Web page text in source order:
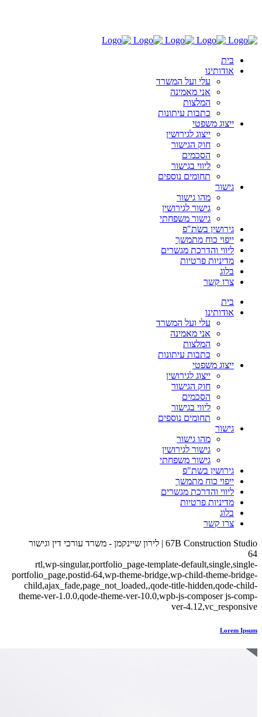
בית
אודותינו
עלי ועל המשרד
אני מאמינה
המלצות
כתבות עיתונות
ייצוג משפטי
ייצוג לגירושין
חוק הגישור
הסכמים
ליווי בגישור
תחומים נוספים
גישור
מהו גישור
גישור לגירושין
גישור משפחתי
גירושין בשת"פ
ייפוי כוח מתמשך
ליווי והדרכת מגשרים
מדיניות פרטיות
בלוג
צרו קשר
בית
אודותינו
עלי ועל המשרד
אני מאמינה
המלצות
כתבות עיתונות
ייצוג משפטי
ייצוג לגירושין
חוק הגישור
הסכמים
ליווי בגישור
תחומים נוספים
גישור
מהו גישור
גישור לגירושין
גישור משפחתי
גירושין בשת"פ
ייפוי כוח מתמשך
ליווי והדרכת מגשרים
מדיניות פרטיות
בלוג
צרו קשר
67B Construction Studio | לירון שיינקמן - משרד עורכי דין וגישור
64
rtl,wp-singular,portfolio_page-template-default,single,single-
portfolio_page,postid-64,wp-theme-bridge,wp-child-theme-bridge-
child,ajax_fade,page_not_loaded,,qode-title-hidden,qode-child-
theme-ver-1.0.0,qode-theme-ver-10.0,wpb-js-composer js-comp-
ver-4.12,vc_responsive
Lorem Ipsum